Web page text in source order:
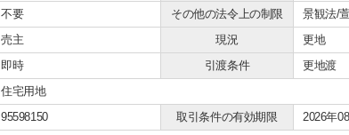
不要 その他の法令上の制限
景観法/
売主 現況
更地
即時 引渡条件
更地渡
住宅用地
95598150 取引条件の有効期限
2026年